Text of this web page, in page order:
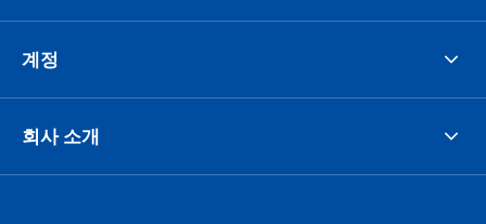
계정
회사 소개